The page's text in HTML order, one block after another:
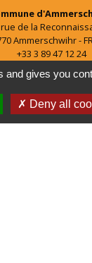
de la
Ammerschwihr -
+33 3 89 47 12 24
Horaires
: 8h-12h et 16h-
Mardi : 8h-12h et 13h-
Mercredi : 8h-12h
and gives you
Deny all